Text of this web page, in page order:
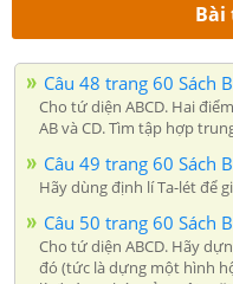
Bài
Câu 48 trang 60 Sách
Cho tứ diện ABCD. Hai
AB và CD. Tìm tập hợp
Câu 49 trang 60 Sách
Hãy dùng định lí Ta-lét để
Câu 50 trang 60 Sách
Cho tứ diện ABCD. Hãy
đó (tức là dựng một hình